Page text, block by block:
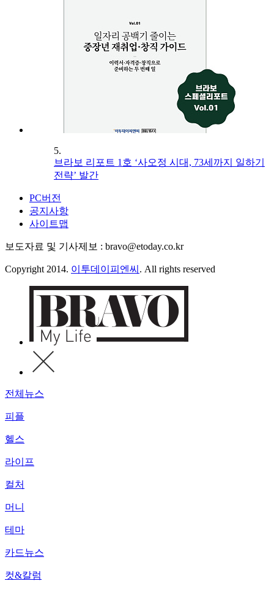
5.
브라보 리포트 1호 ‘사오정 시대, 73세까지 일하기
전략’ 발간
PC버전
공지사항
사이트맵
보도자료 및 기사제보 : bravo@etoday.co.kr
Copyright 2014. 이투데이피엔씨 . All rights reserved
전체뉴스
피플
헬스
라이프
컬처
머니
테마
카드뉴스
컷&칼럼